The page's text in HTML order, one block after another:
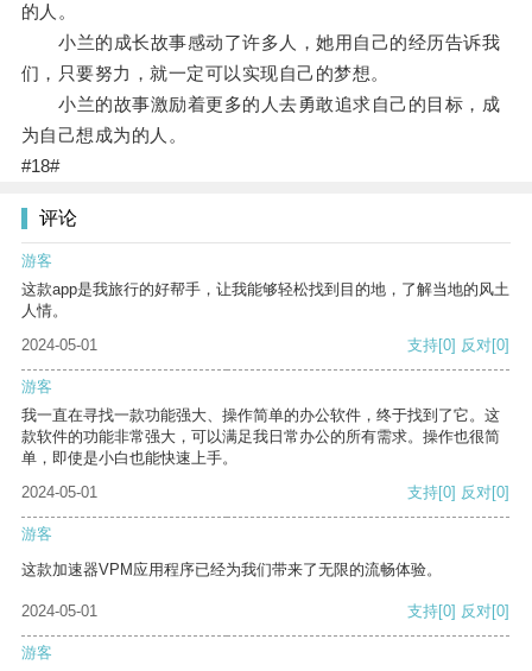
的人。
小兰的成长故事感动了许多人，她用自己的经历告诉我
们，只要努力，就一定可以实现自己的梦想。
小兰的故事激励着更多的人去勇敢追求自己的目标，成
为自己想成为的人。
#18#
评论
游客
这款app是我旅行的好帮手，让我能够轻松找到目的地，了解当地的风土
人情。
2024-05-01
支持[0] 反对[0]
游客
我一直在寻找一款功能强大、操作简单的办公软件，终于找到了它。这
款软件的功能非常强大，可以满足我日常办公的所有需求。操作也很简
单，即使是小白也能快速上手。
2024-05-01
支持[0] 反对[0]
游客
这款加速器VPM应用程序已经为我们带来了无限的流畅体验。
2024-05-01 支持[0] 反对[0]
游客